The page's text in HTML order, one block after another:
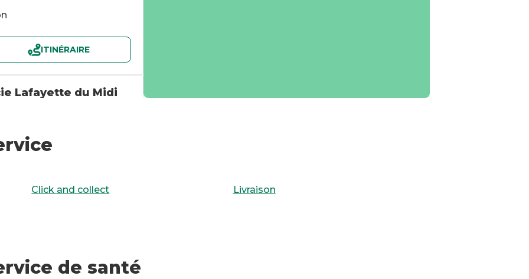
ITINÉRAIRE
Lafayette du Midi
ITINÉRAIRE
Lafayette de La
Click and collect Livraison
de santé